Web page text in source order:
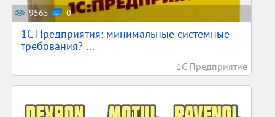
9565 0
1С Предприятия: минимальные системные
требования? ...
1С Предприятие